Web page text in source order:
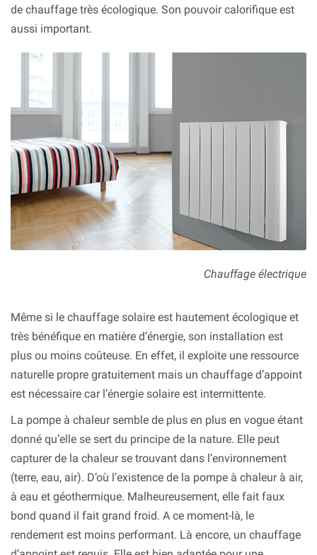
de chauffage très écologique. Son pouvoir calorifique est
aussi important.
Chauffage électrique
Même si le chauffage solaire est hautement écologique et
très bénéfique en matière d’énergie, son installation est
plus ou moins coûteuse. En effet, il exploite une ressource
naturelle propre gratuitement mais un chauffage d’appoint
est nécessaire car l’énergie solaire est intermittente.
La pompe à chaleur semble de plus en plus en vogue étant
donné qu’elle se sert du principe de la nature. Elle peut
capturer de la chaleur se trouvant dans l’environnement
(terre, eau, air). D’où l’existence de la pompe à chaleur à air,
à eau et géothermique. Malheureusement, elle fait faux
bond quand il fait grand froid. A ce moment-là, le
rendement est moins performant. Là encore, un chauffage